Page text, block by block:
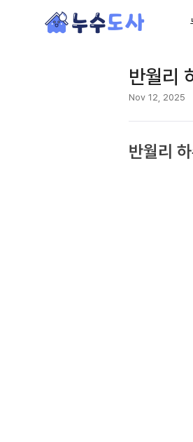
반월리
Nov 12, 2025
반월리